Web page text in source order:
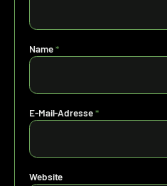
Name*
E-Mail-Adresse*
Website